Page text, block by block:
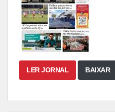
LER JORNAL BAIXAR